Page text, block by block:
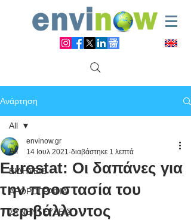
Ανάρτηση
All
ΕΙΔΗΣΕΙΣ
ΑΡΘΡΟΓΡΑΦΙΑ
ΣΥΝΕΝΤΕΥΞΕΙΣ
All
Eurostat: Οι δαπάνες για
την προστασία του
περιβάλλοντος
envinow.gr
14 Ιουλ 2021 διαβάστηκε 1 λεπτά